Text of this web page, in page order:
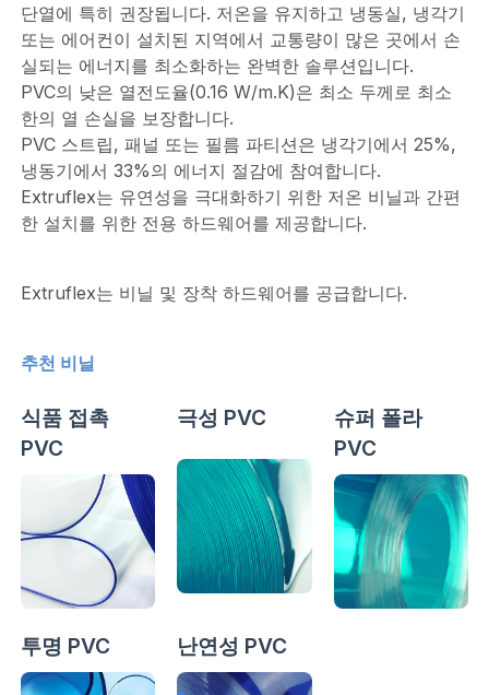
단열에 특히 권장됩니다. 저온을 유지하고 냉동실, 냉각기
또는 에어컨이 설치된 지역에서 교통량이 많은 곳에서 손
실되는 에너지를 최소화하는 완벽한 솔루션입니다.
PVC의 낮은 열전도율(0.16 W/m.K)은 최소 두께로 최소
한의 열 손실을 보장합니다.
PVC 스트립, 패널 또는 필름 파티션은 냉각기에서 25%,
냉동기에서 33%의 에너지 절감에 참여합니다.
Extruflex는 유연성을 극대화하기 위한 저온 비닐과 간편
한 설치를 위한 전용 하드웨어를 제공합니다.
Extruflex는 비닐 및 장착 하드웨어를 공급합니다.
추천 비닐
식품 접촉
PVC
극성 PVC
슈퍼 폴라
PVC
투명 PVC 난연성 PVC